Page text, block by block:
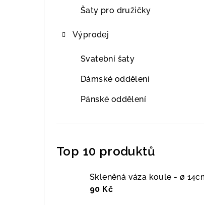
Šaty pro družičky
Výprodej
Svatební šaty
Dámské oddělení
Pánské oddělení
Top 10 produktů
Skleněná váza koule - ø
90 Kč